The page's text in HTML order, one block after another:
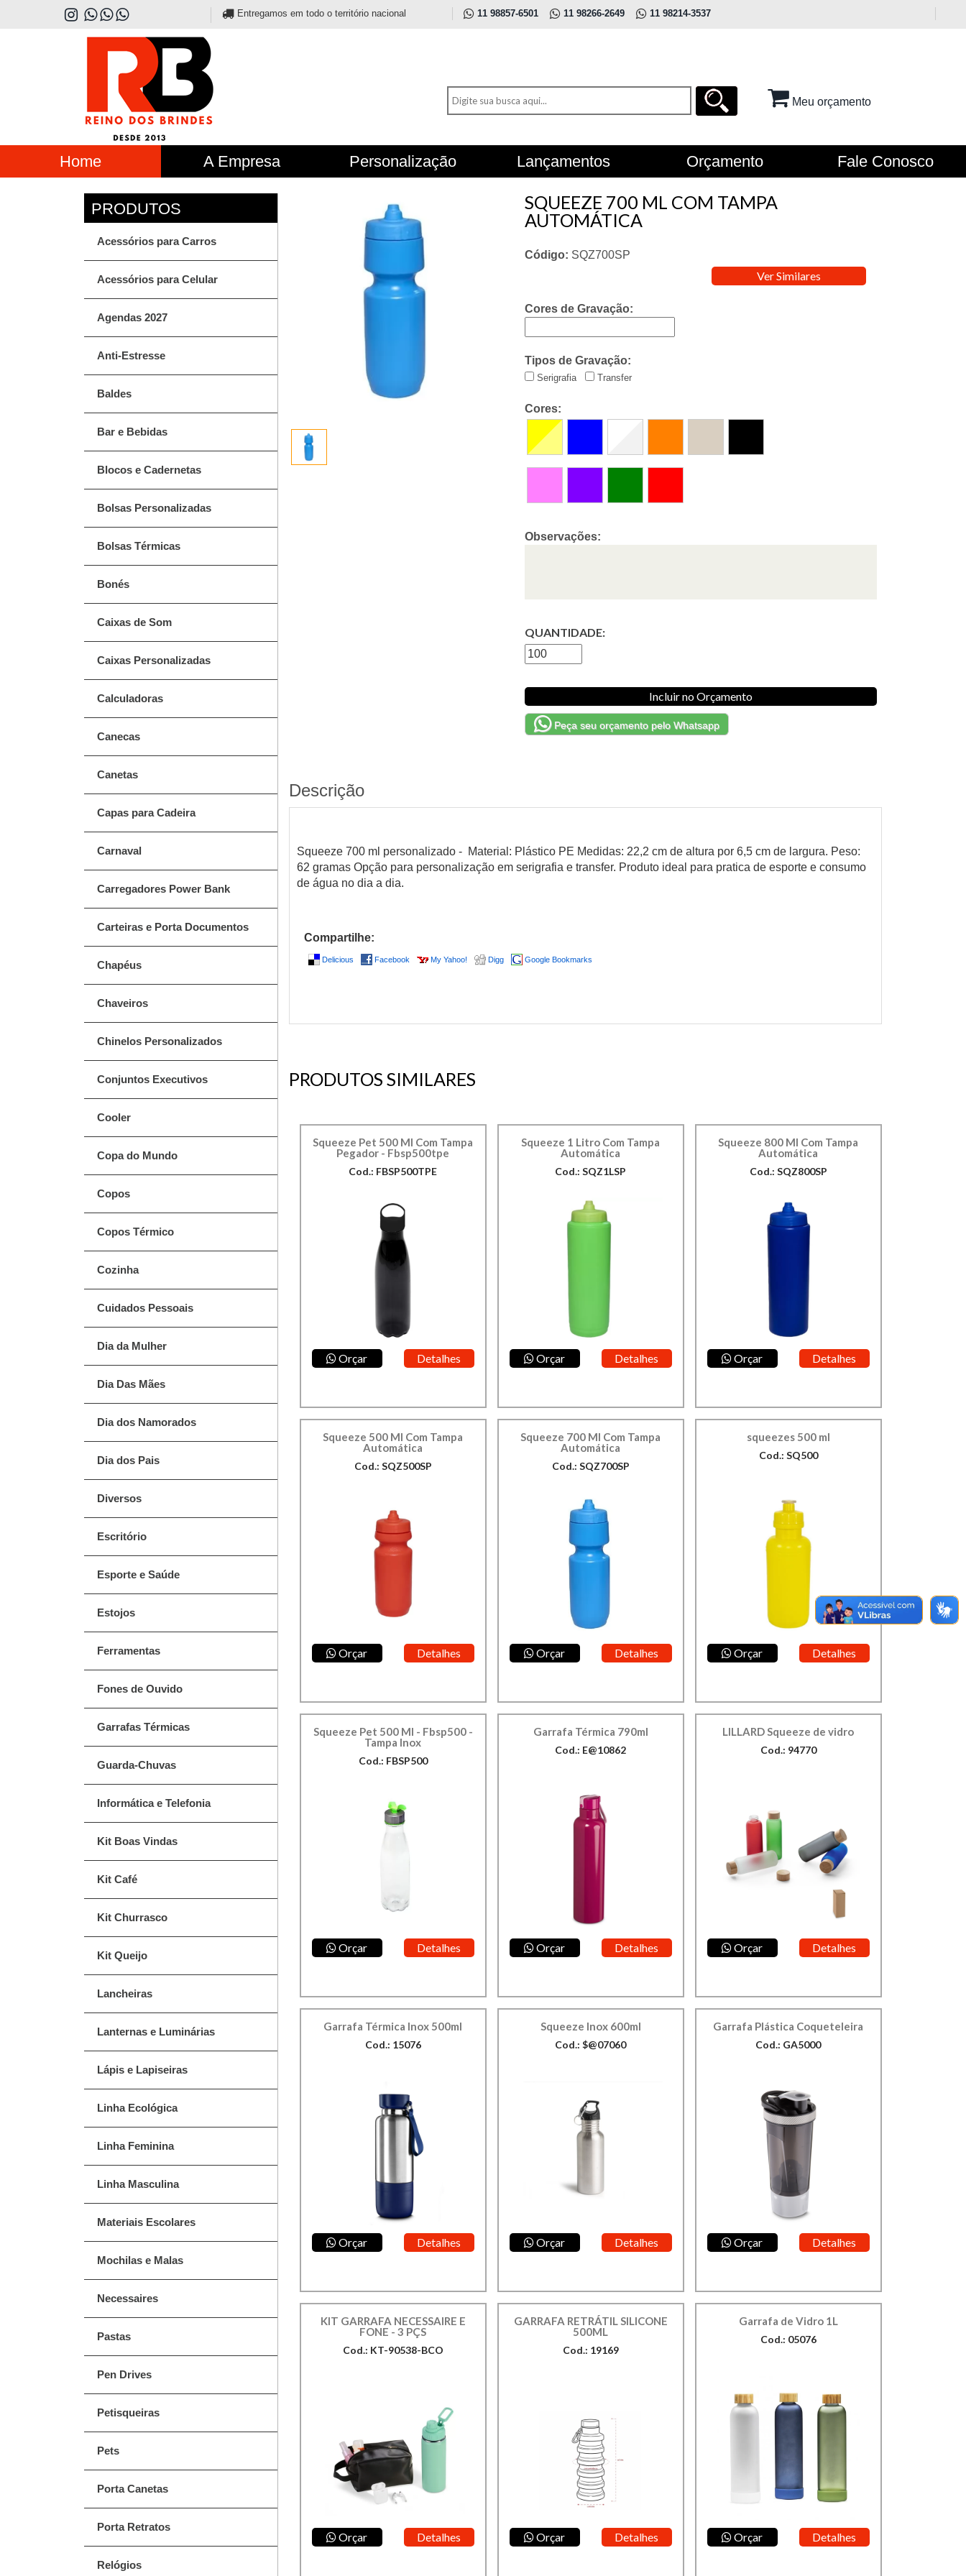
Entregamos em todo o território nacional 11 98857-6501 11 98266-2649 11 98214-3537
Meu orçamento
Home A Empresa Personalização Lançamentos Orçamento Fale Conosco
Acessórios para Carros
Acessórios para Celular
Agendas 2027
Anti-Estresse
Baldes
Bar e Bebidas
Blocos e Cadernetas
Bolsas Personalizadas
Bolsas Térmicas
Bonés
Caixas de Som
Caixas Personalizadas
Calculadoras
Canecas
Canetas
Capas para Cadeira
Carnaval
Carregadores Power Bank
Carteiras e Porta Documentos
Chapéus
Chaveiros
Chinelos Personalizados
Conjuntos Executivos
Cooler
Copa do Mundo
Copos
Copos Térmico
Cozinha
Cuidados Pessoais
Dia da Mulher
Dia Das Mães
Dia dos Namorados
Dia dos Pais
Diversos
Escritório
Esporte e Saúde
Estojos
Ferramentas
Fones de Ouvido
Garrafas Térmicas
Guarda-Chuvas
Informática e Telefonia
Kit Boas Vindas
Kit Café
Kit Churrasco
Kit Queijo
Lancheiras
Lanternas e Luminárias
Lápis e Lapiseiras
Linha Ecológica
Linha Feminina
Linha Masculina
Materiais Escolares
Mochilas e Malas
Necessaires
Pastas
Pen Drives
Petisqueiras
Pets
Porta Canetas
Porta Retratos
Relógios
SQUEEZE 700 ML COM TAMPA
AUTOMÁTICA
Código: SQZ700SP
Ver Similares
Cores de Gravação:
Tipos de Gravação:
Serigrafia Transfer
Cores:
Observações:
QUANTIDADE:
Incluir no Orçamento
Peça seu orçamento pelo Whatsapp
Descrição
Squeeze 700 ml personalizado - Material: Plástico PE Medidas: 22,2 cm de altura por 6,5 cm de largura. Peso:
62 gramas Opção para personalização em serigrafia e transfer. Produto ideal para pratica de esporte e consumo
de água no dia a dia.
Compartilhe:
Delicious Facebook My Yahoo! Digg Google Bookmarks
PRODUTOS SIMILARES
Squeeze Pet 500 Ml Com Tampa
Pegador - Fbsp500tpe
Cod.: FBSP500TPE
Orçar Detalhes
Squeeze 1 Litro Com Tampa
Automática
Cod.: SQZ1LSP
Orçar Detalhes
Squeeze 800 Ml Com Tampa
Automática
Cod.: SQZ800SP
Orçar Detalhes
Squeeze 500 Ml Com Tampa
Automática
Cod.: SQZ500SP
Orçar Detalhes
Squeeze 700 Ml Com Tampa
Automática
Cod.: SQZ700SP
Orçar Detalhes
squeezes 500 ml
Cod.: SQ500
Orçar Detalhes
Squeeze Pet 500 Ml - Fbsp500 -
Tampa Inox
Cod.: FBSP500
Orçar Detalhes
Garrafa Térmica 790ml
Cod.: E@10862
Orçar Detalhes
LILLARD Squeeze de vidro
Cod.: 94770
Orçar Detalhes
Garrafa Térmica Inox 500ml
Cod.: 15076
Orçar Detalhes
Squeeze Inox 600ml
Cod.: $@07060
Orçar Detalhes
Garrafa Plástica Coqueteleira
Cod.: GA5000
Orçar Detalhes
KIT GARRAFA NECESSAIRE E
FONE - 3 PÇS
Cod.: KT-90538-BCO
Orçar Detalhes
GARRAFA RETRÁTIL SILICONE
500ML
Cod.: 19169
Orçar Detalhes
Garrafa de Vidro 1L
Cod.: 05076
Orçar Detalhes